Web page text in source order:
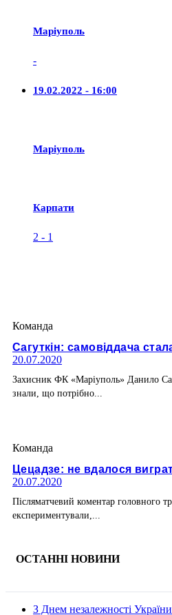
Маріуполь
-
19.02.2022 - 16:00
Маріуполь
Карпати
2 - 1
Команда
Сагуткін: самовіддача
20.07.2020
Захисник ФК «Маріуполь» Данило
знали, що потрібно...
Команда
Цецадзе: не вдалося
20.07.2020
Післяматчевий коментар головного
експериментували,...
ОСТАННІ НОВИНИ
З Днем незалежності